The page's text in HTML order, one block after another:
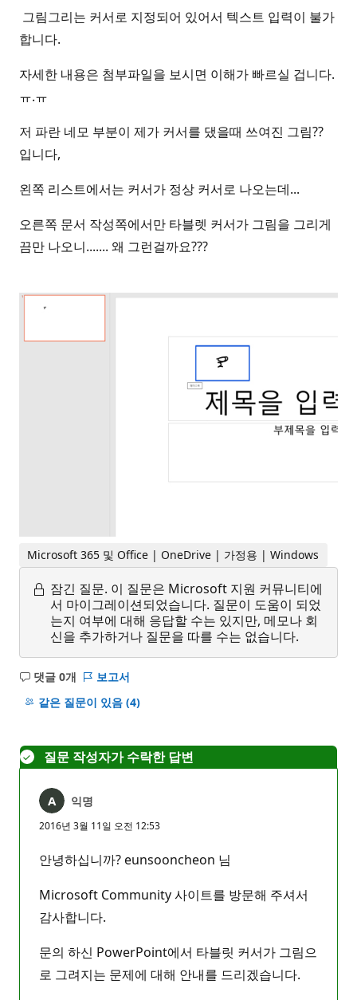
그림그리는 커서로 지정되어 있어서 텍스트 입력이 불가
합니다.
자세한 내용은 첨부파일을 보시면 이해가 빠르실 겁니다.
ㅠ.ㅠ
저 파란 네모 부분이 제가 커서를 댔을때 쓰여진 그림??
입니다,
왼쪽 리스트에서는 커서가 정상 커서로 나오는데...
오른쪽 문서 작성쪽에서만 타블렛 커서가 그림을 그리게
끔만 나오니....... 왜 그런걸까요???
Microsoft 365 및 Office | OneDrive | 가정용 | Windows
잠긴 질문. 이 질문은 Microsoft 지원 커뮤니티에
서 마이그레이션되었습니다. 질문이 도움이 되었
는지 여부에 대해 응답할 수는 있지만, 메모나 회
신을 추가하거나 질문을 따를 수는 없습니다.
댓글 0개
설
명
보고서
같은 질문이 있음 (4)
질문 작성자가 수락한 답변
익명
2016년 3월 11일 오전 12:53
안녕하십니까? eunsooncheon 님
Microsoft Community 사이트를 방문해 주셔서
감사합니다.
문의 하신 PowerPoint에서 타블릿 커서가 그림으
로 그려지는 문제에 대해 안내를 드리겠습니다.